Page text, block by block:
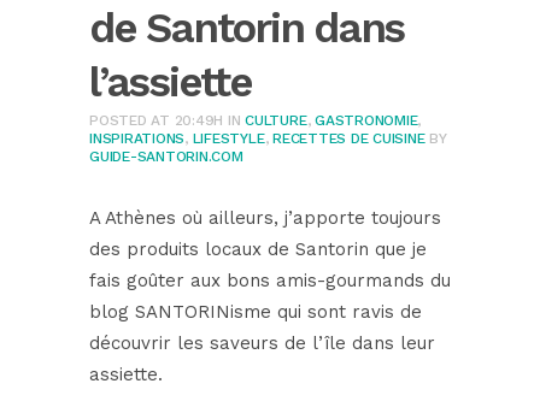
de Santorin dans
l’assiette
POSTED AT 20:49H INCULTURE,GASTRONOMIE,
INSPIRATIONS, LIFESTYLE,RECETTES DE CUISINE BY
GUIDE-SANTORIN.COM
A Athènes où ailleurs, j’apporte toujours
des produits locaux de Santorin que je
fais goûter aux bons amis-gourmands du
blog SANTORINisme qui sont ravis de
découvrir les saveurs de l’île dans leur
assiette.